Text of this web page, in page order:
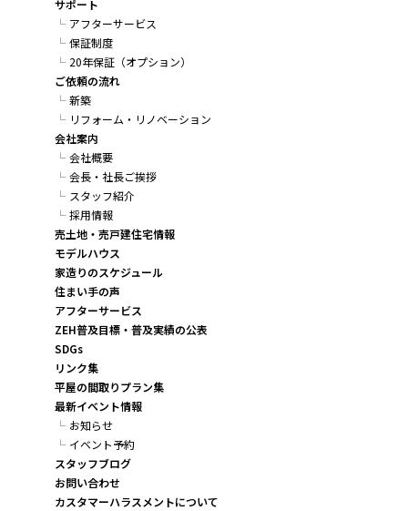
サポート
アフターサービス
保証制度
20年保証（オプション）
ご依頼の流れ
新築
リフォーム・リノベーション
会社案内
会社概要
会長・社長ご挨拶
スタッフ紹介
採用情報
売土地・売戸建住宅情報
モデルハウス
家造りのスケジュール
住まい手の声
アフターサービス
ZEH普及目標・普及実績の公表
SDGs
リンク集
平屋の間取りプラン集
最新イベント情報
お知らせ
イベント予約
スタッフブログ
お問い合わせ
カスタマーハラスメントについて